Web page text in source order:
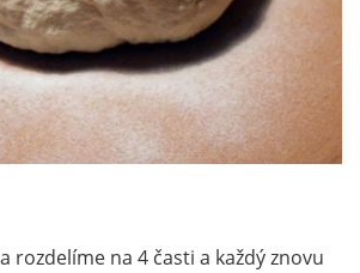
rozdelíme na 4 časti a každý znovu